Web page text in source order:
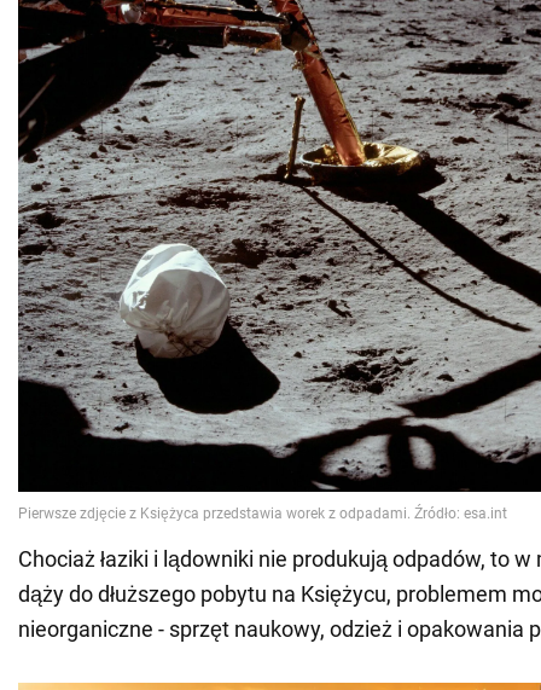
Chociaż łaziki i lądowniki nie produkują odpadów, to w
dąży do dłuższego pobytu na Księżycu, problemem
nieorganiczne - sprzęt naukowy, odzież i opakowania